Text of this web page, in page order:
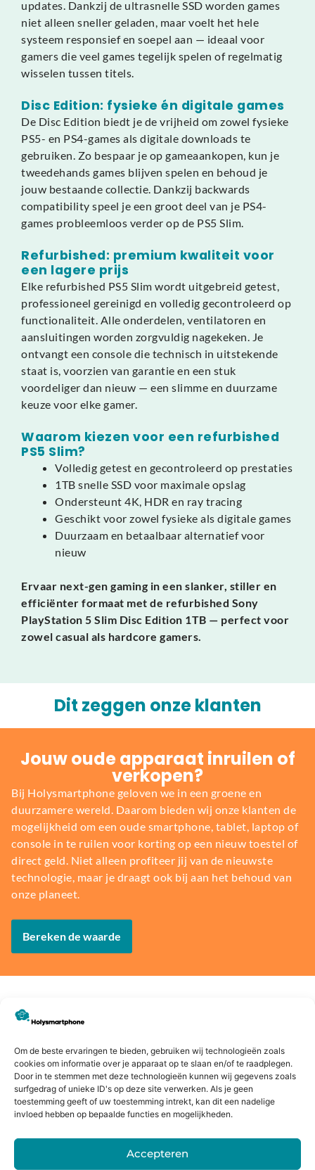
Om de beste ervaringen te bieden, gebruiken wij technologieën zoals
cookies om informatie over je apparaat op te slaan en/of te raadplegen.
Door in te stemmen met deze technologieën kunnen wij gegevens zoals
surfgedrag of unieke ID's op deze site verwerken. Als je geen
toestemming geeft of uw toestemming intrekt, kan dit een nadelige
invloed hebben op bepaalde functies en mogelijkheden.
Accepteren
updates. Dankzij de ultrasnelle SSD worden games
niet alleen sneller geladen, maar voelt het hele
systeem responsief en soepel aan — ideaal voor
gamers die veel games tegelijk spelen of regelmatig
wisselen tussen titels.
Disc Edition: fysieke én digitale games
De Disc Edition biedt je de vrijheid om zowel fysieke
PS5- en PS4-games als digitale downloads te
gebruiken. Zo bespaar je op gameaankopen, kun je
tweedehands games blijven spelen en behoud je
jouw bestaande collectie. Dankzij backwards
compatibility speel je een groot deel van je PS4-
games probleemloos verder op de PS5 Slim.
Refurbished: premium kwaliteit voor
een lagere prijs
Elke refurbished PS5 Slim wordt uitgebreid getest,
professioneel gereinigd en volledig gecontroleerd op
functionaliteit. Alle onderdelen, ventilatoren en
aansluitingen worden zorgvuldig nagekeken. Je
ontvangt een console die technisch in uitstekende
staat is, voorzien van garantie en een stuk
voordeliger dan nieuw — een slimme en duurzame
keuze voor elke gamer.
Waarom kiezen voor een refurbished
PS5 Slim?
Volledig getest en gecontroleerd op prestaties
1TB snelle SSD voor maximale opslag
Ondersteunt 4K, HDR en ray tracing
Geschikt voor zowel fysieke als digitale games
Duurzaam en betaalbaar alternatief voor
nieuw
Ervaar next-gen gaming in een slanker, stiller en
efficiënter formaat met de refurbished Sony
PlayStation 5 Slim Disc Edition 1TB — perfect voor
zowel casual als hardcore gamers.
Dit zeggen onze klanten
Jouw oude apparaat inruilen of
verkopen?
Bij Holysmartphone geloven we in een groene en
duurzamere wereld. Daarom bieden wij onze klanten de
mogelijkheid om een oude smartphone, tablet, laptop of
console in te ruilen voor korting op een nieuw toestel of
direct geld. Niet alleen profiteer jij van de nieuwste
technologie, maar je draagt ook bij aan het behoud van
onze planeet.
Bereken de waarde
Voor
16:00
besteld,
morgen
in huis*
bedenkte
rmijn
winkel
el
keurmerk
Alternatieven